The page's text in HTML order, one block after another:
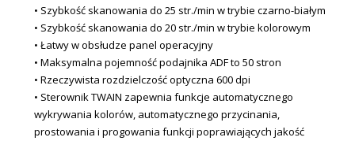
• Szybkość skanowania do 25 str./min w trybie czarno-białym
• Szybkość skanowania do 20 str./min w trybie kolorowym
• Łatwy w obsłudze panel operacyjny
• Maksymalna pojemność podajnika ADF to 50 stron
• Rzeczywista rozdzielczość optyczna 600 dpi
• Sterownik TWAIN zapewnia funkcje automatycznego
wykrywania kolorów, automatycznego przycinania,
prostowania i progowania funkcji poprawiających jakość